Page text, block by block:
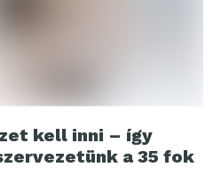
kell inni – így
a 35 fok